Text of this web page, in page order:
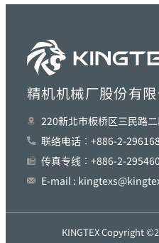
精机机械厂股份有
220新北巿板桥区三民路
联络电话︰+886-2-
传真专线︰+886-2-
E-mail :
KINGTEX Copyright